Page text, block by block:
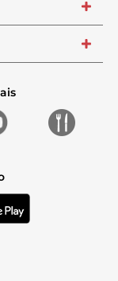
+
+